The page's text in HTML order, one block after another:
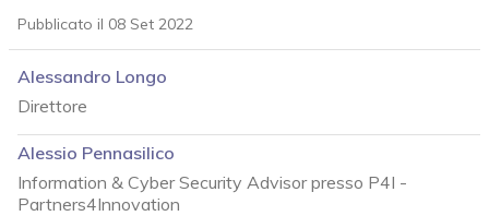
Pubblicato il 08 Set 2022
Alessandro Longo
Direttore
Alessio Pennasilico
Information & Cyber Security Advisor presso P4I -
Partners4Innovation